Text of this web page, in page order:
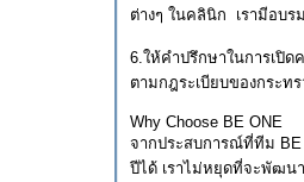
ต่างๆ ในคลินิก เรามีอบ
6.ให้คำปรึกษาในการเปิ
ตามกฎระเบียบของกระท
Why Choose BE ONE
จากประสบการณ์ที่ทีม BE
ปีได้ เราไม่หยุดที่จะพัฒน